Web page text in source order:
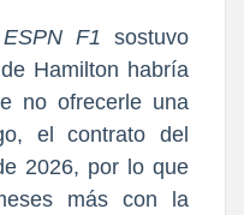
ESPN F1
sostuvo
Hamilton habría
no ofrecerle una
el contrato del
2026, por lo que
más con la